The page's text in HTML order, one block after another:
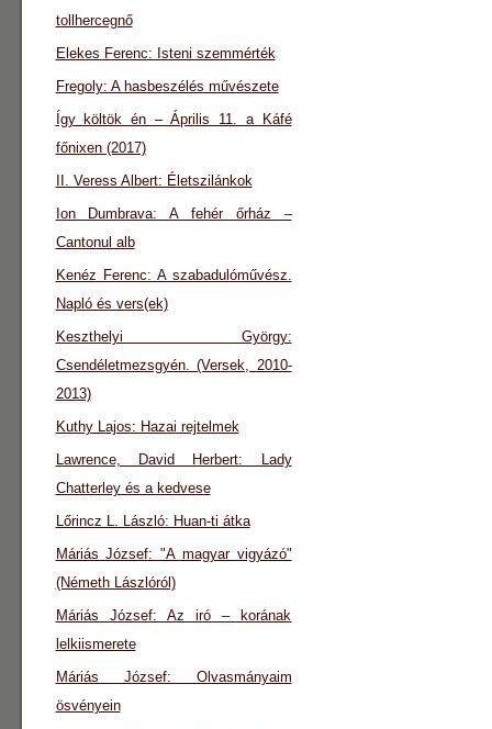
tollhercegnő
Elekes Ferenc: Isteni szemmérték
Fregoly: A hasbeszélés művészete
Így költök én – Április 11. a Káfé
főnixen (2017)
II. Veress Albert: Életszilánkok
Ion Dumbrava: A fehér őrház –
Cantonul alb
Kenéz Ferenc: A szabadulóművész.
Napló és vers(ek)
Keszthelyi György:
Csendéletmezsgyén. (Versek, 2010-
2013)
Kuthy Lajos: Hazai rejtelmek
Lawrence, David Herbert: Lady
Chatterley és a kedvese
Lőrincz L. László: Huan-ti átka
Máriás József: "A magyar vigyázó"
(Németh Lászlóról)
Máriás József: Az iró – korának
lelkiismerete
Máriás József: Olvasmányaim
ösvényein